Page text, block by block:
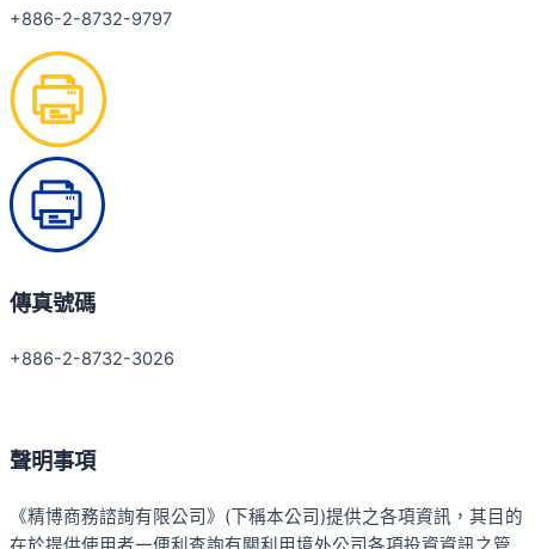
+886-2-8732-9797
傳真號碼
+886-2-8732-3026
聲明事項
《精博商務諮詢有限公司》(下稱本公司)提供之各項資訊，其目的